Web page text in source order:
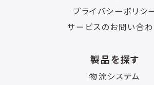
プライバシーポリシ
サービスのお問い合
製品を探す
物流システム